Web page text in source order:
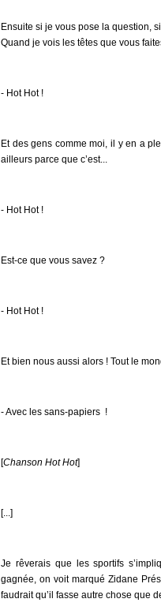
Ensuite si je vous pose la question,
Quand je vois les têtes que vous
- Hot Hot !
Et des gens comme moi, il y en a
ailleurs parce que c’est...
- Hot Hot !
Est-ce que vous savez ?
- Hot Hot !
Et bien nous aussi alors ! Tout le
- Avec les sans-papiers !
[Chanson Hot Hot]
[...]
Je rêverais que les sportifs
gagnée, on voit marqué Zidane
faudrait qu’il fasse autre chose que